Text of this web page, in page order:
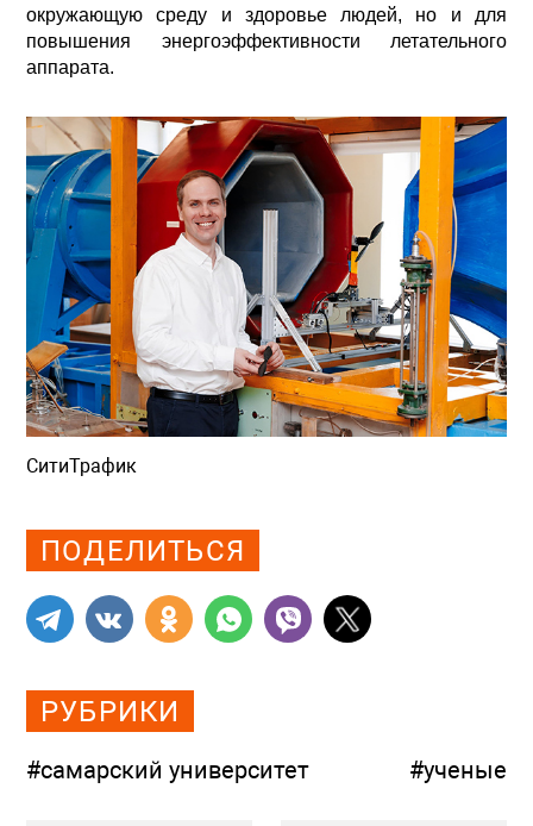
окружающую среду и здоровье людей, но и для
повышения энергоэффективности летательного
аппарата.
СитиТрафик
ПОДЕЛИТЬСЯ
РУБРИКИ
#самарский университет #ученые